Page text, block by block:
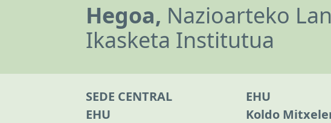
Hegoa, Nazioarteko
Ikasketa Institutua
SEDE CENTRAL
EHU
EHU
Koldo